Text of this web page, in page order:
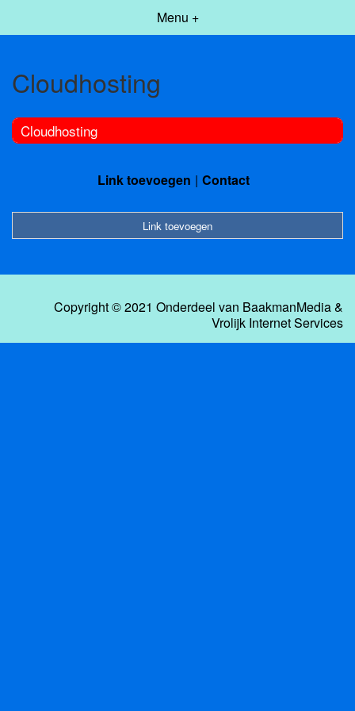
Menu +
Cloudhosting
Cloudhosting
Link toevoegen Contact
Link toevoegen
Copyright © 2021 Onderdeel van BaakmanMedia&
Vrolijk Internet Services